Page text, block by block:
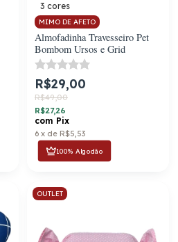
3 cores
MIMO DE AFETO
Almofadinha Travesseiro Pet
Bombom Ursos e Grid
R$29,00
R$49,00
R$27,26
com Pix
6 x de R$5,53
100% Algodão
OUTLET